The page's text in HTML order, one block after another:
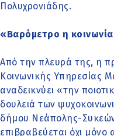
Πολυχρονιάδης.
«Βαρόμετρο η
Από την πλευρά της, η
Κοινωνικής Υπηρεσίας
αναδεικνύει «την
δουλειά των
δήμου Νεάπολης-
επιβραβεύεται όχι μόνο